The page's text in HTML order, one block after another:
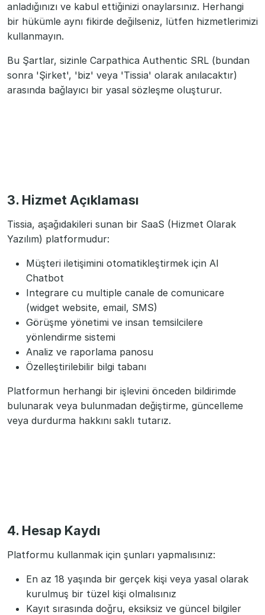
anladığınızı ve kabul ettiğinizi onaylarsınız. Herhangi
bir hükümle aynı fikirde değilseniz, lütfen hizmetlerimizi
kullanmayın.
Bu Şartlar, sizinle Carpathica Authentic SRL (bundan
sonra 'Şirket', 'biz' veya 'Tissia' olarak anılacaktır)
arasında bağlayıcı bir yasal sözleşme oluşturur.
3. Hizmet Açıklaması
Tissia, aşağıdakileri sunan bir SaaS (Hizmet Olarak
Yazılım) platformudur:
Müşteri iletişimini otomatikleştirmek için AI
Chatbot
Integrare cu multiple canale de comunicare
(widget website, email, SMS)
Görüşme yönetimi ve insan temsilcilere
yönlendirme sistemi
Analiz ve raporlama panosu
Özelleştirilebilir bilgi tabanı
Platformun herhangi bir işlevini önceden bildirimde
bulunarak veya bulunmadan değiştirme, güncelleme
veya durdurma hakkını saklı tutarız.
4. Hesap Kaydı
Platformu kullanmak için şunları yapmalısınız:
En az 18 yaşında bir gerçek kişi veya yasal olarak
kurulmuş bir tüzel kişi olmalısınız
Kayıt sırasında doğru, eksiksiz ve güncel bilgiler